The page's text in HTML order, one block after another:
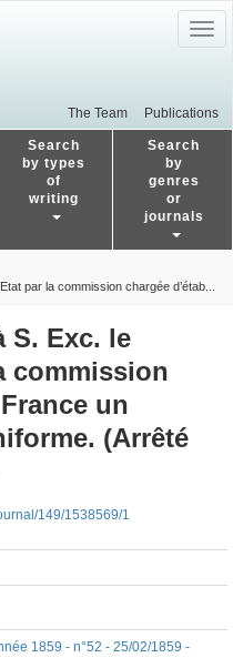
The Team Publications
Search
by types
of
writing
Search
by
genres
or
journals
par la commission chargée d’étab...
S. Exc. le
commission
un
(Arrêté
149/1538569/1
1859 - n°52 - 25/02/1859 -